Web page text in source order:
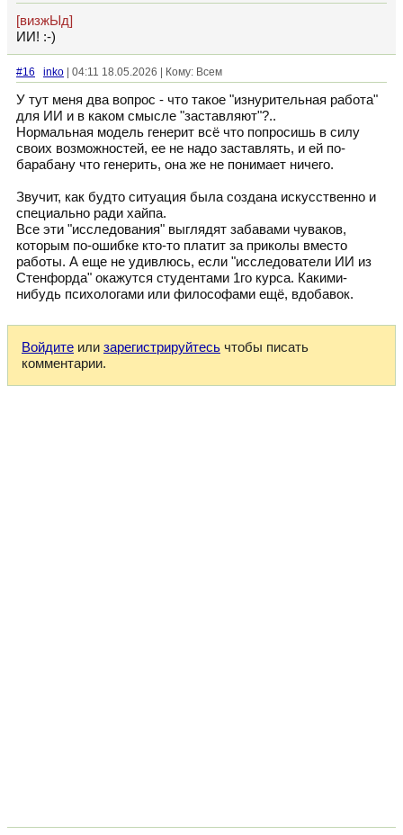
[визжЫд]
ИИ! :-)
#16 inko | 04:11 18.05.2026 | Кому: Всем
У тут меня два вопрос - что такое "изнурительная работа"
для ИИ и в каком смысле "заставляют"?..
Нормальная модель генерит всё что попросишь в силу
своих возможностей, ее не надо заставлять, и ей по-
барабану что генерить, она же не понимает ничего.
Звучит, как будто ситуация была создана искусственно и
специально ради хайпа.
Все эти "исследования" выглядят забавами чуваков,
которым по-ошибке кто-то платит за приколы вместо
работы. А еще не удивлюсь, если "исследователи ИИ из
Стенфорда" окажутся студентами 1го курса. Какими-
нибудь психологами или философами ещё, вдобавок.
Войдите или зарегистрируйтесь чтобы писать
комментарии.